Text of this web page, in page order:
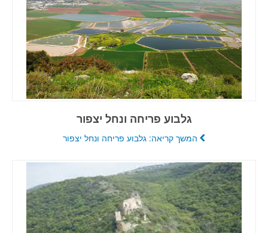
גלבוע פריחה ונחל יצפור
המשך קריאה: גלבוע פריחה ונחל יצפור